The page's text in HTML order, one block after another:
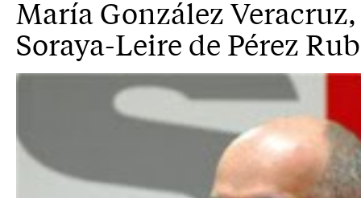
María González
Soraya-Leire de Pérez